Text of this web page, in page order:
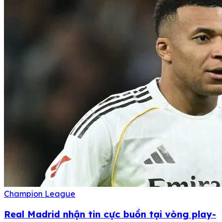
Champion League
Real Madrid nhận tin cực buồn tại vòng play-